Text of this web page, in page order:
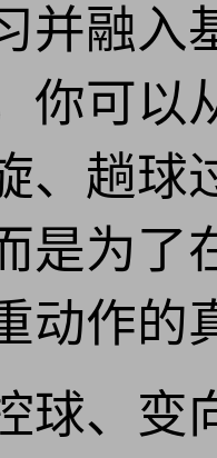
并融入
你可以
、趟球
是为了
动作的
球、变